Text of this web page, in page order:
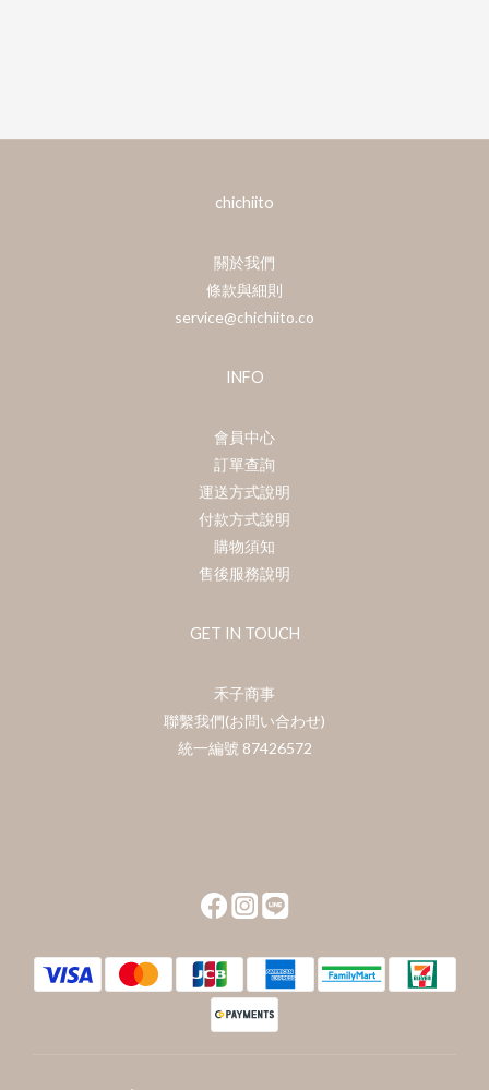
chichiito
關於我們
條款與細則
service@chichiito.co
INFO
會員中心
訂單查詢
運送方式說明
付款方式說明
購物須知
售後服務說明
GET IN TOUCH
禾子商事
聯繫我們(お問い合わせ)
統一編號 87426572